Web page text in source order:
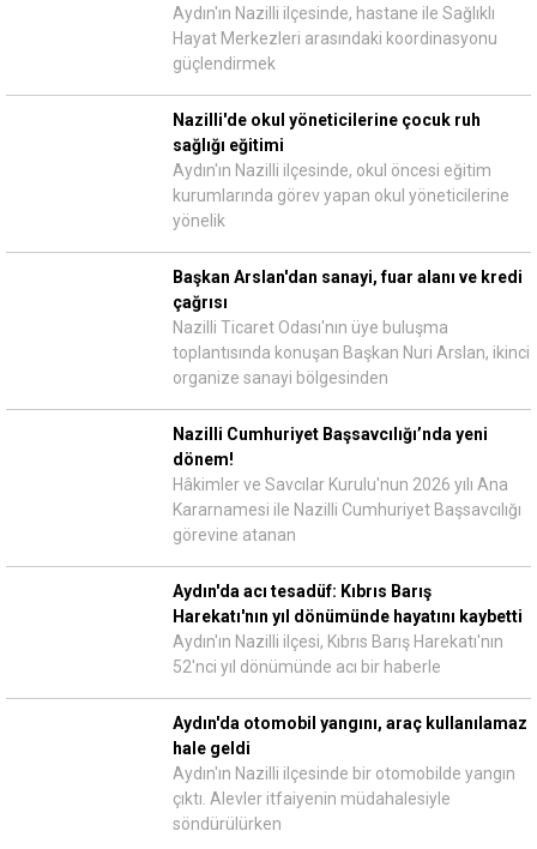
Aydın'ın Nazilli ilçesinde, hastane ile Sağlıklı
Hayat Merkezleri arasındaki koordinasyonu
güçlendirmek
Nazilli'de okul yöneticilerine çocuk ruh
sağlığı eğitimi
Aydın'ın Nazilli ilçesinde, okul öncesi eğitim
kurumlarında görev yapan okul yöneticilerine
yönelik
Başkan Arslan'dan sanayi, fuar alanı ve kredi
çağrısı
Nazilli Ticaret Odası'nın üye buluşma
toplantısında konuşan Başkan Nuri Arslan, ikinci
organize sanayi bölgesinden
Nazilli Cumhuriyet Başsavcılığı’nda yeni
dönem!
Hâkimler ve Savcılar Kurulu'nun 2026 yılı Ana
Kararnamesi ile Nazilli Cumhuriyet Başsavcılığı
görevine atanan
Aydın'da acı tesadüf: Kıbrıs Barış
Harekatı'nın yıl dönümünde hayatını kaybetti
Aydın'ın Nazilli ilçesi, Kıbrıs Barış Harekatı'nın
52'nci yıl dönümünde acı bir haberle
Aydın'da otomobil yangını, araç kullanılamaz
hale geldi
Aydın'ın Nazilli ilçesinde bir otomobilde yangın
çıktı. Alevler itfaiyenin müdahalesiyle
söndürülürken